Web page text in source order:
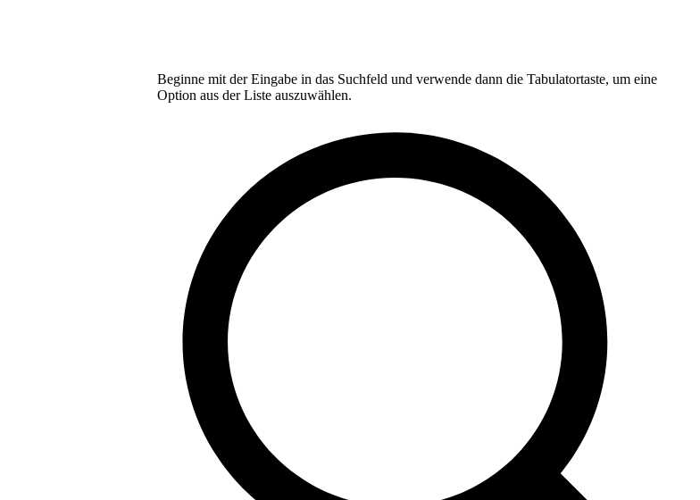
Beginne mit der Eingabe in das Suchfeld und verwende dann die Tabulatortaste, um eine
Option aus der Liste auszuwählen.